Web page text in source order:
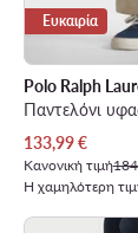
Ευκαιρία
Polo Ralph
Τρέχουσα τιμή
133,99€
Κανονική τιμή
Η χαμηλότερη